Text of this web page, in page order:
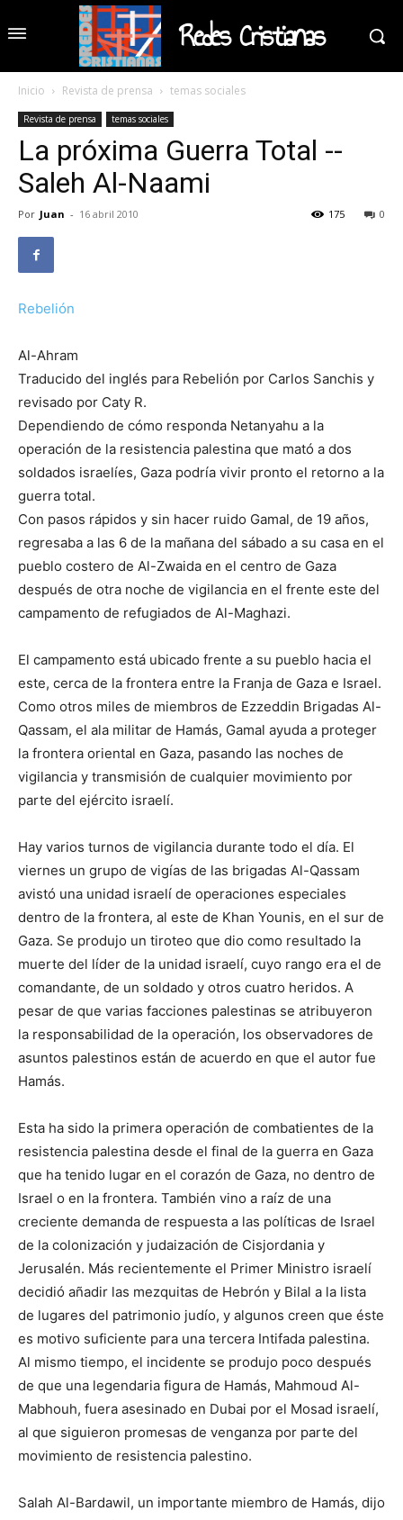
Redes Cristianas
Inicio Revista de prensa temas sociales
Revista de prensa temas sociales
La próxima Guerra Total --
Saleh Al-Naami
Por Juan - 16 abril 2010 0
175
Rebelión
Al-Ahram
Traducido del inglés para Rebelión por Carlos Sanchis y
revisado por Caty R.
Dependiendo de cómo responda Netanyahu a la
operación de la resistencia palestina que mató a dos
soldados israelíes, Gaza podría vivir pronto el retorno a la
guerra total.
Con pasos rápidos y sin hacer ruido Gamal, de 19 años,
regresaba a las 6 de la mañana del sábado a su casa en el
pueblo costero de Al-Zwaida en el centro de Gaza
después de otra noche de vigilancia en el frente este del
campamento de refugiados de Al-Maghazi.
El campamento está ubicado frente a su pueblo hacia el
este, cerca de la frontera entre la Franja de Gaza e Israel.
Como otros miles de miembros de Ezzeddin Brigadas Al-
Qassam, el ala militar de Hamás, Gamal ayuda a proteger
la frontera oriental en Gaza, pasando las noches de
vigilancia y transmisión de cualquier movimiento por
parte del ejército israelí.
Hay varios turnos de vigilancia durante todo el día. El
viernes un grupo de vigías de las brigadas Al-Qassam
avistó una unidad israelí de operaciones especiales
dentro de la frontera, al este de Khan Younis, en el sur de
Gaza. Se produjo un tiroteo que dio como resultado la
muerte del líder de la unidad israelí, cuyo rango era el de
comandante, de un soldado y otros cuatro heridos. A
pesar de que varias facciones palestinas se atribuyeron
la responsabilidad de la operación, los observadores de
asuntos palestinos están de acuerdo en que el autor fue
Hamás.
Esta ha sido la primera operación de combatientes de la
resistencia palestina desde el final de la guerra en Gaza
que ha tenido lugar en el corazón de Gaza, no dentro de
Israel o en la frontera. También vino a raíz de una
creciente demanda de respuesta a las políticas de Israel
de la colonización y judaización de Cisjordania y
Jerusalén. Más recientemente el Primer Ministro israelí
decidió añadir las mezquitas de Hebrón y Bilal a la lista
de lugares del patrimonio judío, y algunos creen que éste
es motivo suficiente para una tercera Intifada palestina.
Al mismo tiempo, el incidente se produjo poco después
de que una legendaria figura de Hamás, Mahmoud Al-
Mabhouh, fuera asesinado en Dubai por el Mosad israelí,
al que siguieron promesas de venganza por parte del
movimiento de resistencia palestino.
Salah Al-Bardawil, un importante miembro de Hamás, dijo